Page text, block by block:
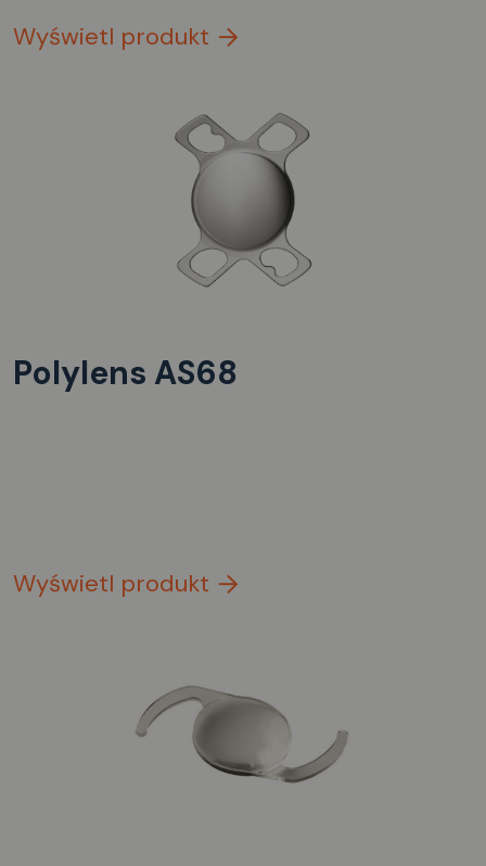
Wyświetl produkt
Polylens AS68
Wyświetl produkt